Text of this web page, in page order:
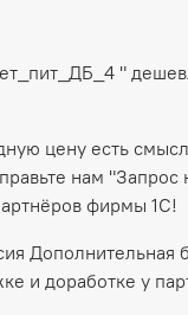
"
цену есть
нам "Запрос
фирмы 1С!
Дополнительная
и доработке у